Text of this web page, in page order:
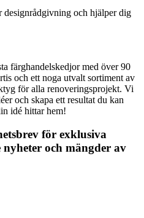
designrådgivning och hjälper dig
färghandelskedjor med över 90
och ett noga utvalt sortiment av
för alla renoveringsprojekt. Vi
och skapa ett resultat du kan
idé hittar hem!
för exklusiva
och mängder av